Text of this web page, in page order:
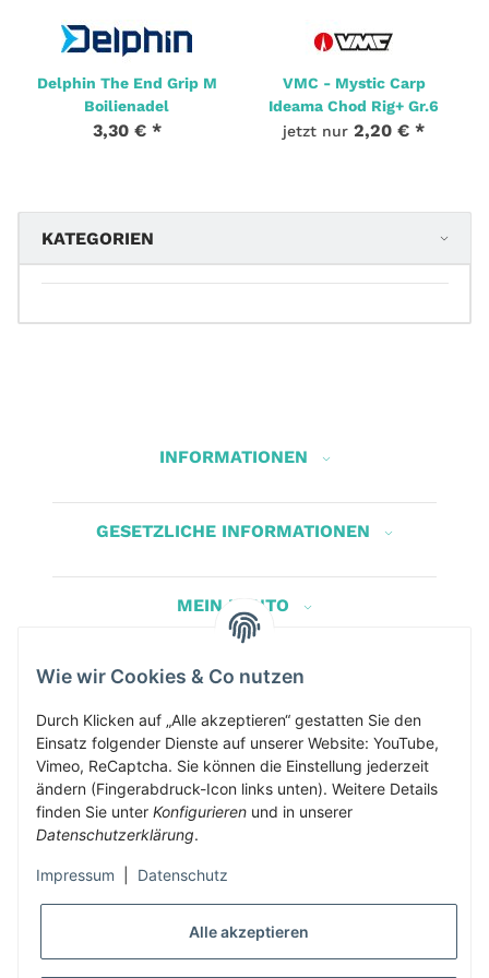
Delphin The End Grip M
Boilienadel
3,30 € *
VMC - Mystic Carp
Ideama Chod Rig+ Gr.6
jetzt nur 2,20 € *
KATEGORIEN
INFORMATIONEN
GESETZLICHE INFORMATIONEN
MEIN KONTO
Herbis Anglerladen
Inh.Herbert Schinnerl
Kirchdorf am Inn 5
4982 Kirchdorf am Inn
info@herbis-anglerladen.at
Wie wir Cookies & Co nutzen
Durch Klicken auf „Alle akzeptieren“ gestatten Sie den
Einsatz folgender Dienste auf unserer Website: YouTube,
Vimeo, ReCaptcha. Sie können die Einstellung jederzeit
ändern (Fingerabdruck-Icon links unten). Weitere Details
finden Sie unter Konfigurieren und in unserer
Datenschutzerklärung.
Impressum Datenschutz
Alle akzeptieren